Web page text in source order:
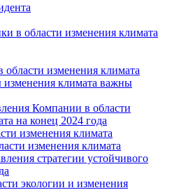
в области изменения климата
изменения климата
климата важны
Компании в области
на конец 2024 года
изменения климата
изменения климата
стратегии устойчивого
экологии и изменения